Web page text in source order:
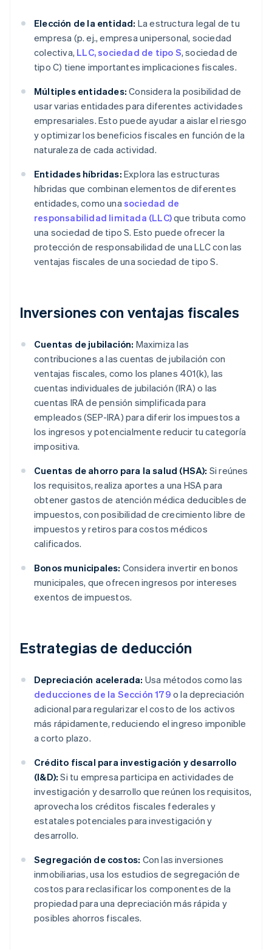
Elección de la entidad: La estructura legal de tu
empresa (p. ej., empresa unipersonal, sociedad
colectiva, LLC, sociedad de tipo S, sociedad de
tipo C) tiene importantes implicaciones fiscales.
Múltiples entidades: Considera la posibilidad de
usar varias entidades para diferentes actividades
empresariales. Esto puede ayudar a aislar el riesgo
y optimizar los beneficios fiscales en función de la
naturaleza de cada actividad.
Entidades híbridas: Explora las estructuras
híbridas que combinan elementos de diferentes
entidades, como unasociedad de
responsabilidad limitada (LLC)que tributa como
una sociedad de tipo S. Esto puede ofrecer la
protección de responsabilidad de una LLC con las
ventajas fiscales de una sociedad de tipo S.
Inversiones con ventajas fiscales
Cuentas de jubilación: Maximiza las
contribuciones a las cuentas de jubilación con
ventajas fiscales, como los planes 401(k), las
cuentas individuales de jubilación (IRA) o las
cuentas IRA de pensión simplificada para
empleados (SEP-IRA) para diferir los impuestos a
los ingresos y potencialmente reducir tu categoría
impositiva.
Cuentas de ahorro para la salud (HSA): Si reúnes
los requisitos, realiza aportes a una HSA para
obtener gastos de atención médica deducibles de
impuestos, con posibilidad de crecimiento libre de
impuestos y retiros para costos médicos
calificados.
Bonos municipales: Considera invertir en bonos
municipales, que ofrecen ingresos por intereses
exentos de impuestos.
Estrategias de deducción
Depreciación acelerada: Usa métodos como las
deducciones de la Sección 179 o la depreciación
adicional para regularizar el costo de los activos
más rápidamente, reduciendo el ingreso imponible
a corto plazo.
Crédito fiscal para investigación y desarrollo
(I&D): Si tu empresa participa en actividades de
investigación y desarrollo que reúnen los requisitos,
aprovecha los créditos fiscales federales y
estatales potenciales para investigación y
desarrollo.
Segregación de costos: Con las inversiones
inmobiliarias, usa los estudios de segregación de
costos para reclasificar los componentes de la
propiedad para una depreciación más rápida y
posibles ahorros fiscales.